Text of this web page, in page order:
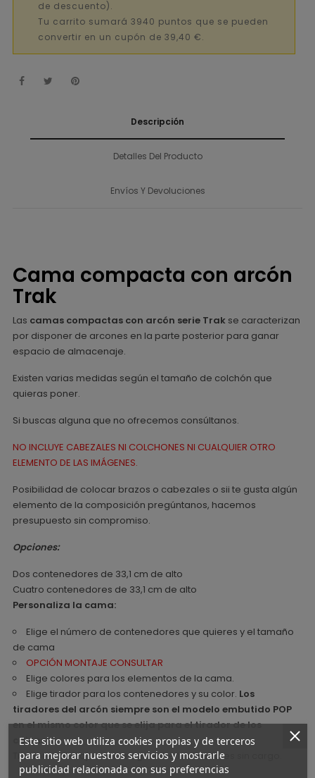
de descuento).
Tu carrito sumará 3940 puntos que se pueden
convertir en un cupón de 39,40 €.
Descripción
Detalles Del Producto
Envíos Y Devoluciones
Cama compacta con arcón
Trak
Las camas compactas con arcón serie Trak se caracterizan
por disponer de arcones en la parte posterior para ganar
espacio de almacenaje.
Existen varias medidas según el tamaño de colchón que
quieras poner.
Si buscas alguna que no ofrecemos consúltanos.
NO INCLUYE CABEZALES NI COLCHONES NI CUALQUIER OTRO
ELEMENTO DE LAS IMÁGENES.
Posibilidad de colocar brazos o cabezales o sii te gusta algún
elemento de la composición pregúntanos, hacemos
presupuesto sin compromiso.
Opciones:
Dos contenedores de 33,1 cm de alto
Cuatro contenedores de 33,1 cm de alto
Personaliza la cama:
Elige el número de contenedores que quieres y el tamaño
de cama
OPCIÓN MONTAJE CONSULTAR
Elige colores para los elementos de la cama.
Elige tirador para los contenedores y su color. Los
tiradores del arcón siempre son el modelo embutido POP
en el mismo color que se elija para el tirador de los
cajones.
Tiradores de cajones a elegir entre los tiradores sin cargo.
Este sitio web utiliza cookies propias y de terceros
para mejorar nuestros servicios y mostrarle
publicidad relacionada con sus preferencias